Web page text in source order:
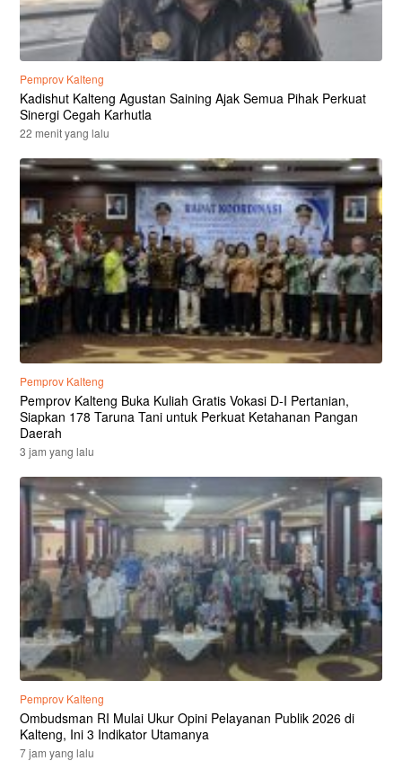
Pemprov Kalteng
Kadishut Kalteng Agustan Saining Ajak Semua Pihak Perkuat
Sinergi Cegah Karhutla
22 menit yang lalu
Pemprov Kalteng
Pemprov Kalteng Buka Kuliah Gratis Vokasi D-I Pertanian,
Siapkan 178 Taruna Tani untuk Perkuat Ketahanan Pangan
Daerah
3 jam yang lalu
Pemprov Kalteng
Ombudsman RI Mulai Ukur Opini Pelayanan Publik 2026 di
Kalteng, Ini 3 Indikator Utamanya
7 jam yang lalu